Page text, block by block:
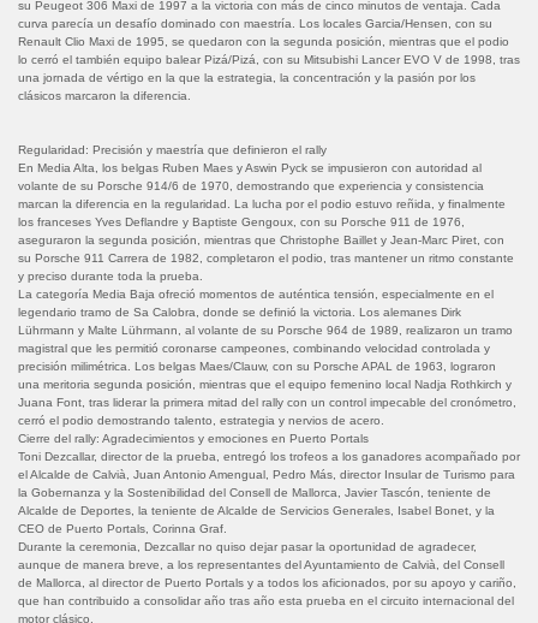
su Peugeot 306 Maxi de 1997 a la victoria con más de cinco minutos de ventaja. Cada
curva parecía un desafío dominado con maestría. Los locales Garcia/Hensen, con su
Renault Clio Maxi de 1995, se quedaron con la segunda posición, mientras que el podio
lo cerró el también equipo balear Pizá/Pizá, con su Mitsubishi Lancer EVO V de 1998, tras
una jornada de vértigo en la que la estrategia, la concentración y la pasión por los
clásicos marcaron la diferencia.
Regularidad: Precisión y maestría que definieron el rally
En Media Alta, los belgas Ruben Maes y Aswin Pyck se impusieron con autoridad al
volante de su Porsche 914/6 de 1970, demostrando que experiencia y consistencia
marcan la diferencia en la regularidad. La lucha por el podio estuvo reñida, y finalmente
los franceses Yves Deflandre y Baptiste Gengoux, con su Porsche 911 de 1976,
aseguraron la segunda posición, mientras que Christophe Baillet y Jean-Marc Piret, con
su Porsche 911 Carrera de 1982, completaron el podio, tras mantener un ritmo constante
y preciso durante toda la prueba.
La categoría Media Baja ofreció momentos de auténtica tensión, especialmente en el
legendario tramo de Sa Calobra, donde se definió la victoria. Los alemanes Dirk
Lührmann y Malte Lührmann, al volante de su Porsche 964 de 1989, realizaron un tramo
magistral que les permitió coronarse campeones, combinando velocidad controlada y
precisión milimétrica. Los belgas Maes/Clauw, con su Porsche APAL de 1963, lograron
una meritoria segunda posición, mientras que el equipo femenino local Nadja Rothkirch y
Juana Font, tras liderar la primera mitad del rally con un control impecable del cronómetro,
cerró el podio demostrando talento, estrategia y nervios de acero.
Cierre del rally: Agradecimientos y emociones en Puerto Portals
Toni Dezcallar, director de la prueba, entregó los trofeos a los ganadores acompañado por
el Alcalde de Calvià, Juan Antonio Amengual, Pedro Más, director Insular de Turismo para
la Gobernanza y la Sostenibilidad del Consell de Mallorca, Javier Tascón, teniente de
Alcalde de Deportes, la teniente de Alcalde de Servicios Generales, Isabel Bonet, y la
CEO de Puerto Portals, Corinna Graf.
Durante la ceremonia, Dezcallar no quiso dejar pasar la oportunidad de agradecer,
aunque de manera breve, a los representantes del Ayuntamiento de Calvià, del Consell
de Mallorca, al director de Puerto Portals y a todos los aficionados, por su apoyo y cariño,
que han contribuido a consolidar año tras año esta prueba en el circuito internacional del
motor clásico.